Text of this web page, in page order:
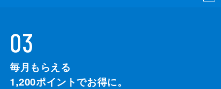
03
毎月もらえる
1,200ポイントでお得に。